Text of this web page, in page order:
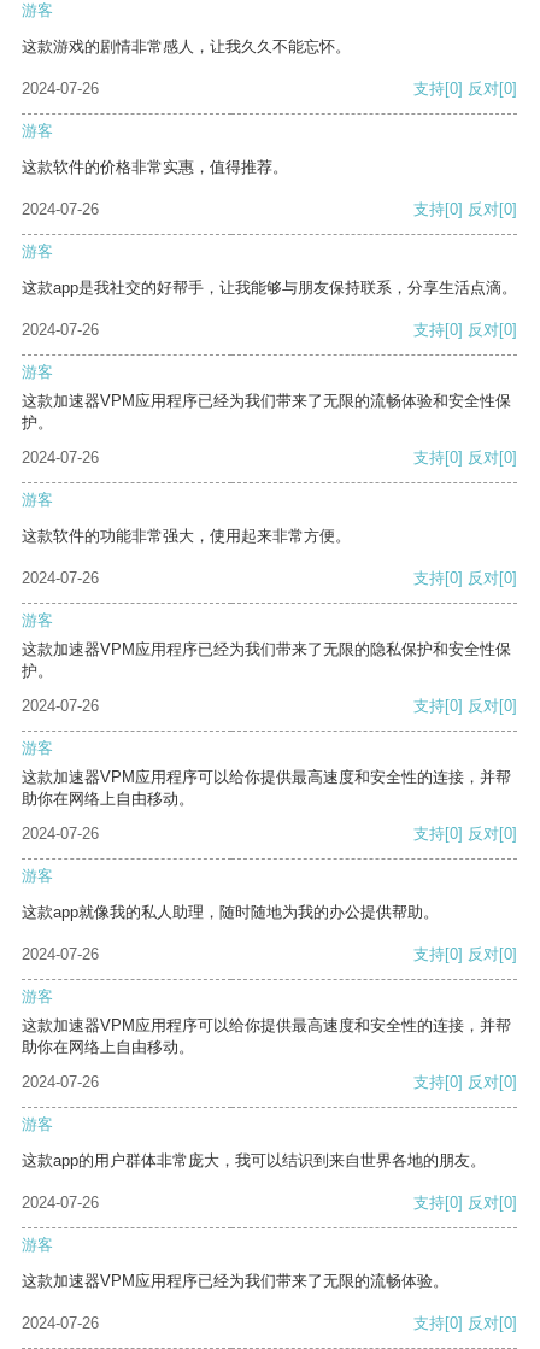
游客
这款游戏的剧情非常感人，让我久久不能忘怀。
2024-07-26 支持[0] 反对[0]
游客
这款软件的价格非常实惠，值得推荐。
2024-07-26 支持[0] 反对[0]
游客
这款app是我社交的好帮手，让我能够与朋友保持联系，分享生活点滴。
2024-07-26 支持[0] 反对[0]
游客
这款加速器VPM应用程序已经为我们带来了无限的流畅体验和安全性保
护。
2024-07-26
支持[0] 反对[0]
游客
这款软件的功能非常强大，使用起来非常方便。
2024-07-26 支持[0] 反对[0]
游客
这款加速器VPM应用程序已经为我们带来了无限的隐私保护和安全性保
护。
2024-07-26
支持[0] 反对[0]
游客
这款加速器VPM应用程序可以给你提供最高速度和安全性的连接，并帮
助你在网络上自由移动。
2024-07-26
支持[0] 反对[0]
游客
这款app就像我的私人助理，随时随地为我的办公提供帮助。
2024-07-26 支持[0] 反对[0]
游客
这款加速器VPM应用程序可以给你提供最高速度和安全性的连接，并帮
助你在网络上自由移动。
2024-07-26
支持[0] 反对[0]
游客
这款app的用户群体非常庞大，我可以结识到来自世界各地的朋友。
2024-07-26 支持[0] 反对[0]
游客
这款加速器VPM应用程序已经为我们带来了无限的流畅体验。
2024-07-26 支持[0] 反对[0]